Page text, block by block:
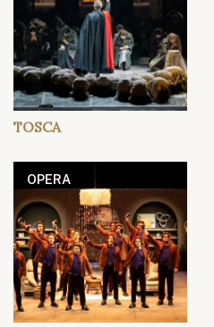
TOSCA
OPERA